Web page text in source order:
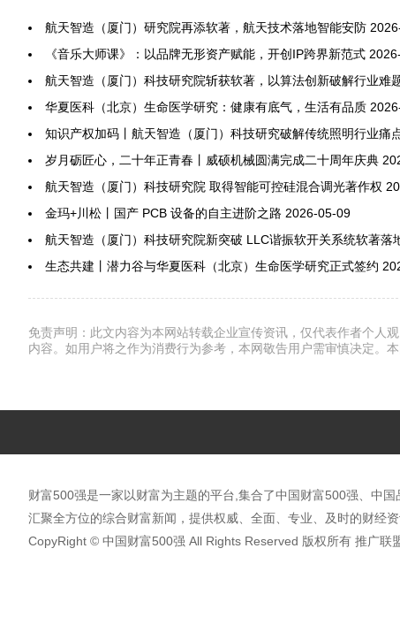
航天智造（厦门）研究院再添软著，航天技术落地智能安防
《音乐大师课》：以品牌无形资产赋能，开创IP跨界新范式
航天智造（厦门）科技研究院斩获软著，以算法创新破解行业难
华夏医科（北京）生命医学研究：健康有底气，生活有品质
知识产权加码丨航天智造（厦门）科技研究破解传统照明行业痛
岁月砺匠心，二十年正青春丨威硕机械圆满完成二十周年庆典
航天智造（厦门）科技研究院 取得智能可控硅混合调光著作权
金玛+川松丨国产 PCB 设备的自主进阶之路 2026-05-09
航天智造（厦门）科技研究院新突破 LLC谐振软开关系统软著落
生态共建丨潜力谷与华夏医科（北京）生命医学研究正式签约
免责声明：此文内容为本网站转载企业宣传资讯，仅代表作者个人
内容。如用户将之作为消费行为参考，本网敬告用户需审慎决定。
财富500强是一家以财富为主题的平台,集合了中国财富500强、中
汇聚全方位的综合财富新闻，提供权威、全面、专业、及时的财经
CopyRight © 中国财富500强 All Rights Reserved 版权所有 推广联